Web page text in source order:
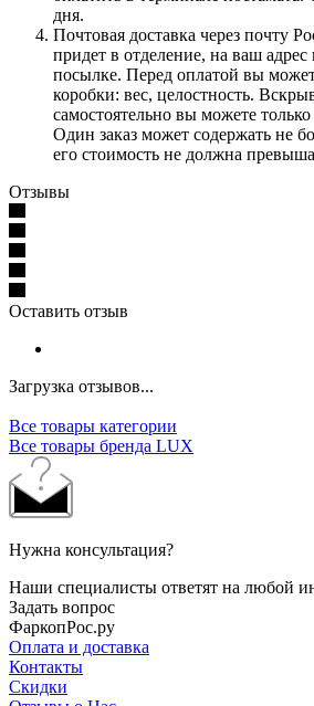
дня.
Почтовая доставка через почту
придет в отделение, на ваш
посылке. Перед оплатой вы
коробки: вес, целостность.
самостоятельно вы можете
Один заказ может содержать не
его стоимость не должна
Отзывы
Оставить отзыв
Загрузка отзывов...
Все товары категории
Все товары бренда LUX
Нужна консультация?
Наши специалисты ответят на любой
Задать вопрос
ФаркопРос.ру
Оплата и доставка
Контакты
Скидки